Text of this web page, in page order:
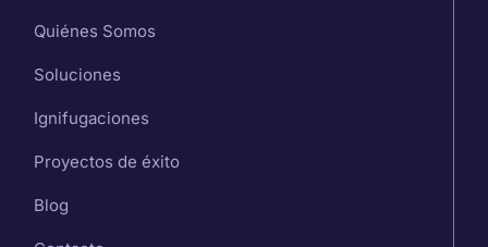
Quiénes Somos
Soluciones
Ignifugaciones
Proyectos de éxito
Blog